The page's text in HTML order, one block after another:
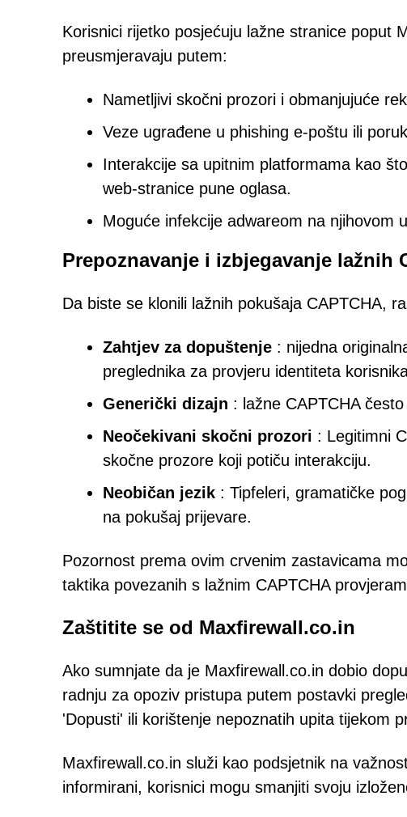
Korisnici rijetko posjećuju lažne stranice poput
preusmjeravaju putem:
Nametljivi skočni prozori i obmanjujuće
Veze ugrađene u phishing e-poštu ili
Interakcije sa upitnim platformama kao
web-stranice pune oglasa.
Moguće infekcije adwareom na njihovom
Prepoznavanje i izbjegavanje lažnih
Da biste se klonili lažnih pokušaja CAPTCHA,
Zahtjev za dopuštenje : nijedna
preglednika za provjeru identiteta
Generički dizajn : lažne CAPTCHA
Neočekivani skočni prozori : Legitimni
skočne prozore koji potiču interakciju.
Neobičan jezik : Tipfeleri, gramatičke
na pokušaj prijevare.
Pozornost prema ovim crvenim zastavicama
taktika povezanih s lažnim CAPTCHA
Zaštitite se od Maxfirewall.co.in
Ako sumnjate da je Maxfirewall.co.in dobio
radnju za opoziv pristupa putem postavki
'Dopusti' ili korištenje nepoznatih upita tijekom
Maxfirewall.co.in služi kao podsjetnik na
informirani, korisnici mogu smanjiti svoju